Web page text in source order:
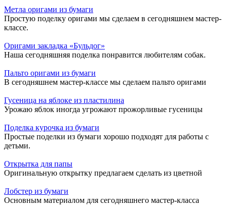
Метла оригами из бумаги
Простую поделку оригами мы сделаем в сегодняшнем мастер-
классе.
Оригами закладка «Бульдог»
Наша сегодняшняя поделка понравится любителям собак.
Пальто оригами из бумаги
В сегодняшнем мастер-классе мы сделаем пальто оригами
Гусеница на яблоке из пластилина
Урожаю яблок иногда угрожают прожорливые гусеницы
Поделка курочка из бумаги
Простые поделки из бумаги хорошо подходят для работы с
детьми.
Открытка для папы
Оригинальную открытку предлагаем сделать из цветной
Лобстер из бумаги
Основным материалом для сегодняшнего мастер-класса